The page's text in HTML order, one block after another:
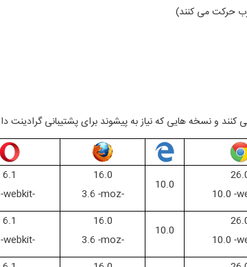
حرکت می کنند)
و نسخه هایی که نیاز به پیشوند برای پشتیبانی گرادینت
10.0 -
10.0
16.0
3.6 -moz-
6.1
webkit-
10.0 -
10.0
16.0
3.6 -moz-
6.1
webkit-